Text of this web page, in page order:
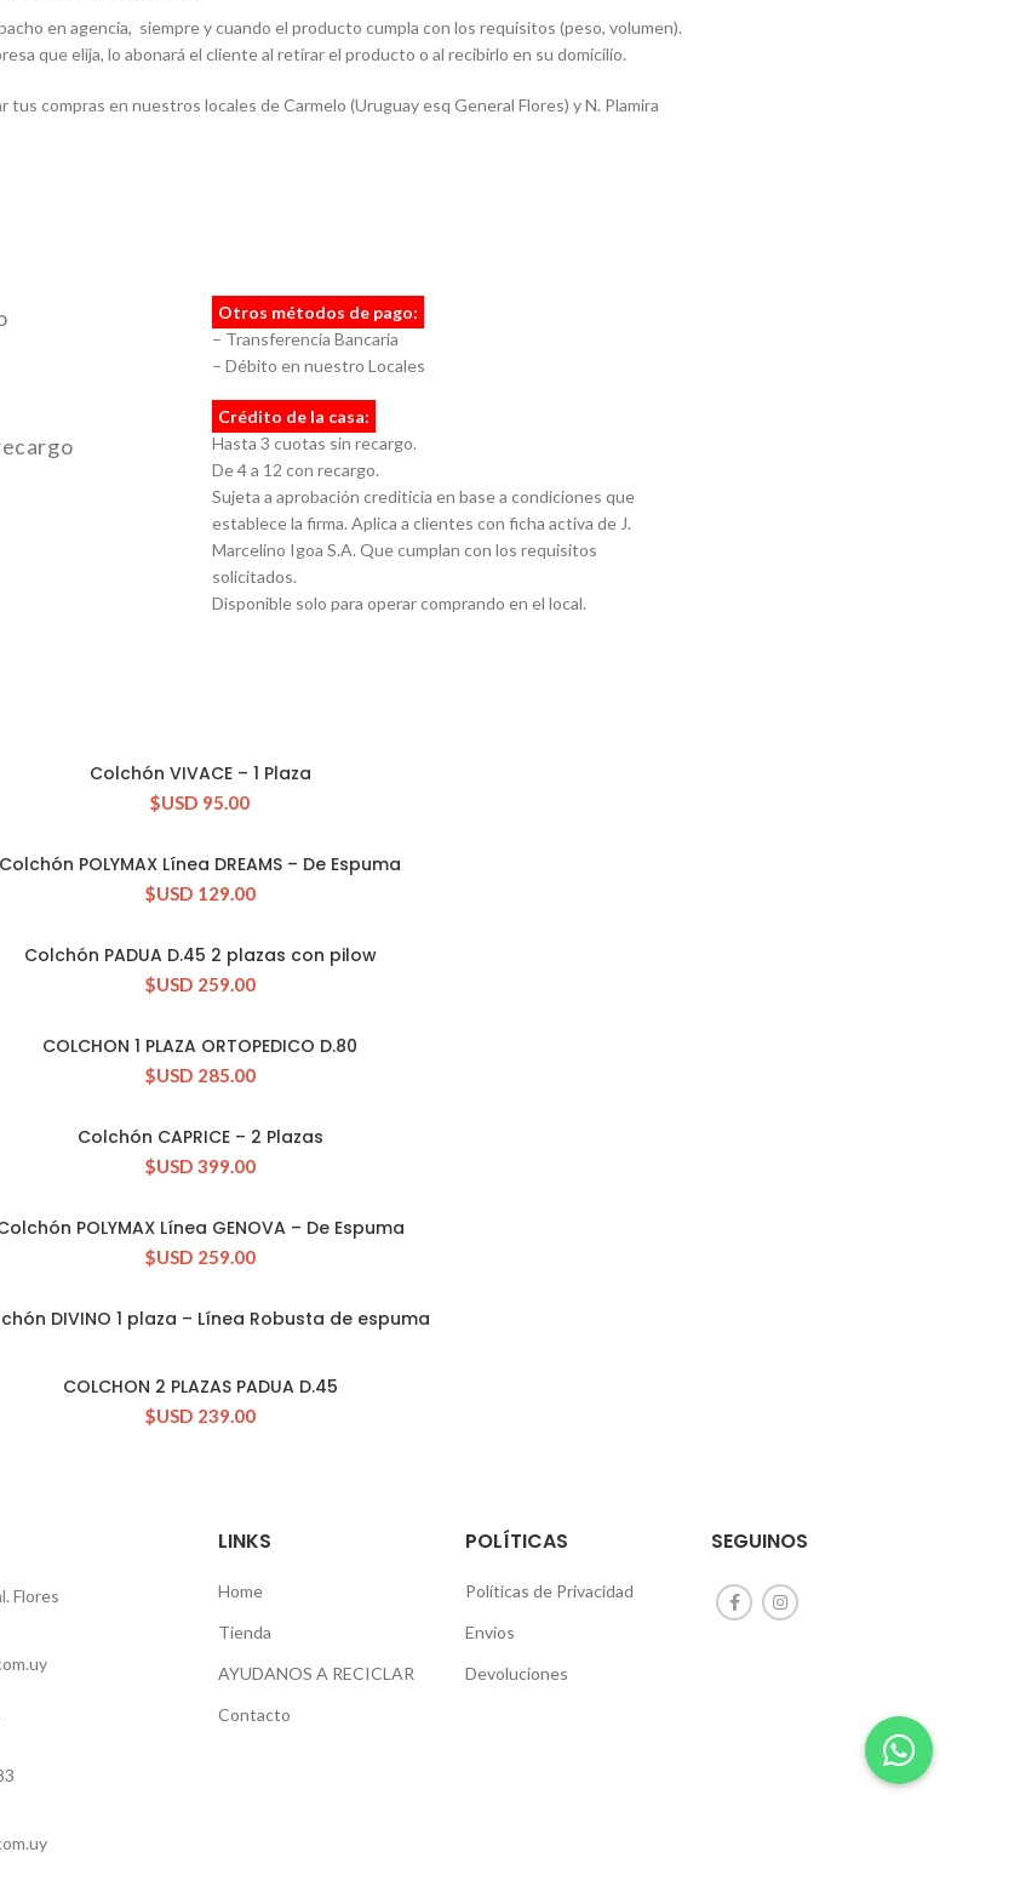
en agencia, siempre y cuando el producto cumpla con los requisitos (peso, volumen).
que elija, lo abonará el cliente al retirar el producto o al recibirlo en su domicilio.
tus compras en nuestros locales de Carmelo (Uruguay esq General Flores) y N. Plamira
Otros métodos de pago:
– Transferencia Bancaria
– Débito en nuestro Locales
Crédito de la casa:
Hasta 3 cuotas sin recargo.
De 4 a 12 con recargo.
Sujeta a aprobación crediticia en base a condiciones que
establece la firma. Aplica a clientes con ficha activa de J.
Marcelino Igoa S.A. Que cumplan con los requisitos
solicitados.
Disponible solo para operar comprando en el local.
CONSULTAR STOCK
Colchón VIVACE – 1 Plaza
$USD 95.00
CONSULTAR STOCK
Colchón POLYMAX Línea DREAMS – De Espuma
$USD 129.00
CONSULTAR STOCK
Colchón PADUA D.45 2 plazas con pilow
$USD 259.00
CONSULTAR STOCK
COLCHON 1 PLAZA ORTOPEDICO D.80
$USD 285.00
CONSULTAR STOCK
Colchón CAPRICE – 2 Plazas
$USD 399.00
CONSULTAR STOCK
POLYMAX Línea GENOVA – De Espuma
$USD 259.00
CONSULTAR STOCK
DIVINO 1 plaza – Línea Robusta de espuma
CONSULTAR STOCK
COLCHON 2 PLAZAS PADUA D.45
$USD 239.00
Flores
LINKS
Home
Tienda
AYUDANOS A RECICLAR
Contacto
POLÍTICAS
Políticas de Privacidad
Envíos
Devoluciones
SEGUINOS